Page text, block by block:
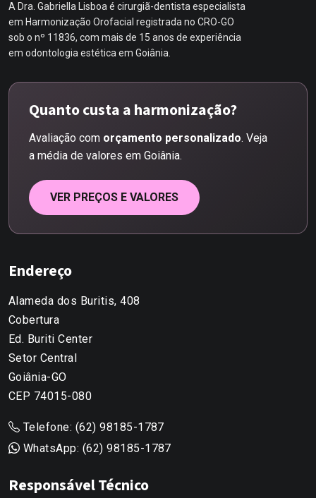
A Dra. Gabriella Lisboa é cirurgiã-dentista especialista
em Harmonização Orofacial registrada no CRO-GO
sob o nº 11836, com mais de 15 anos de experiência
em odontologia estética em Goiânia.
Quanto custa a harmonização?
Avaliação com orçamento personalizado. Veja
a média de valores em Goiânia.
VER PREÇOS E VALORES
Endereço
Alameda dos Buritis, 408
Cobertura
Ed. Buriti Center
Setor Central
Goiânia-GO
CEP 74015-080
Telefone: (62) 98185-1787
WhatsApp: (62) 98185-1787
Responsável Técnico